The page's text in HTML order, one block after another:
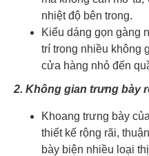
nhiệt độ bên trong.
Kiểu dáng gọn gàng
trí trong nhiều không
cửa hàng nhỏ đến
2. Không gian trưng bày
Khoang trưng bày
thiết kế rộng rãi,
bày biện nhiều loại